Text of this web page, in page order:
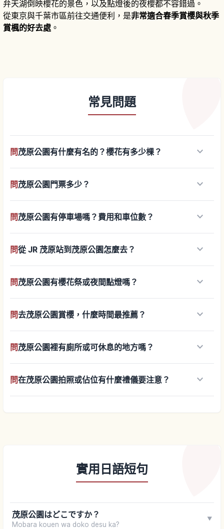
弁天湖倒映櫻花的景色，以及點燈後的夜櫻都不容錯過。
從東京與千葉市區前往交通便利，是非常適合春季賞櫻與秋季
賞楓的好去處 。
常見問題
問茂原公園有什麼有名的？櫻花有多少棵？ keyboard_arrow_down
問茂原公園門票多少？ keyboard_arrow_down
問茂原公園有停車場嗎？費用和車位數？ keyboard_arrow_down
問從 JR 茂原站到茂原公園怎麼去？ keyboard_arrow_down
問茂原公園有櫻花祭或夜間點燈嗎？ keyboard_arrow_down
問去茂原公園賞櫻，什麼時間最推薦？ keyboard_arrow_down
問茂原公園裡有廁所或可休息的地方嗎？ keyboard_arrow_down
問在茂原公園拍照或佔位有什麼禮儀要注意？ keyboard_arrow_down
實用日語短句
茂原公園はどこですか？
Mobara kouen wa doko desu ka?
▼